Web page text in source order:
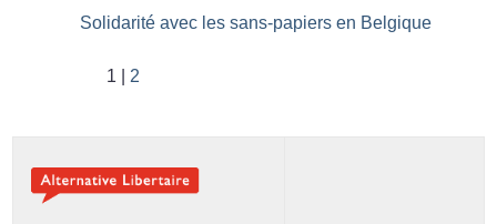
Solidarité avec les sans-papiers en Belgique
1 2